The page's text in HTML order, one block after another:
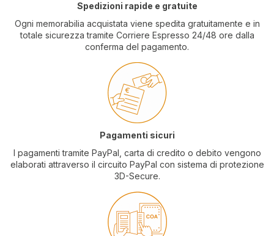
Spedizioni rapide e gratuite
Ogni memorabilia acquistata viene spedita gratuitamente e in
totale sicurezza tramite Corriere Espresso 24/48 ore dalla
conferma del pagamento.
Pagamenti sicuri
I pagamenti tramite PayPal, carta di credito o debito vengono
elaborati attraverso il circuito PayPal con sistema di protezione
3D-Secure.